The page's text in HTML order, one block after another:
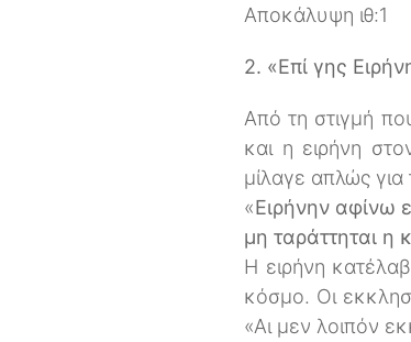
Αποκάλυψη ιθ:1
2. «Επί γης
Από τη στιγμή
και η ειρήνη
μίλαγε απλώς για
«Ειρήνην αφίνω
μη ταράττηται η
Η ειρήνη
κόσμο. Οι
«Αι μεν λοιπόν